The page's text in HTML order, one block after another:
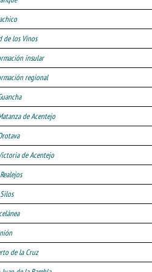
de los Vinos
insular
regional
de Acentejo
de Acentejo
de la Cruz